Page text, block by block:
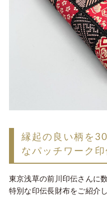
縁起の良い柄を
なパッチワーク印
東京浅草の前川印伝さんに
特別な印伝長財布をご紹介